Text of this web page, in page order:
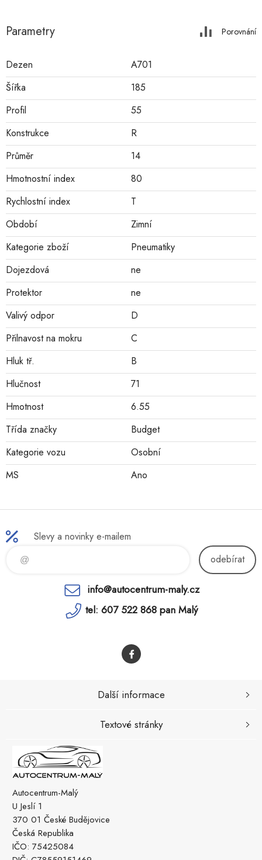
Parametry Porovnání
Dezen
A701
Šířka
185
Profil
55
Konstrukce
R
Průměr
14
Hmotnostní index
80
Rychlostní index
T
Období
Zimní
Kategorie zboží
Pneumatiky
Dojezdová
ne
Protektor
ne
Valivý odpor
D
Přilnavost na mokru
C
Hluk tř.
B
Hlučnost
71
Hmotnost
6.55
Třída značky
Budget
Kategorie vozu
Osobní
MS
Ano
Slevy a novinky e-mailem
odebírat
info@autocentrum-maly.cz
tel: 607 522 868 pan Malý
Autocentrum-Malý
U Jeslí 1
370 01 České Budějovice
Česká Republika
IČO: 75425084
Další informace
Textové stránky